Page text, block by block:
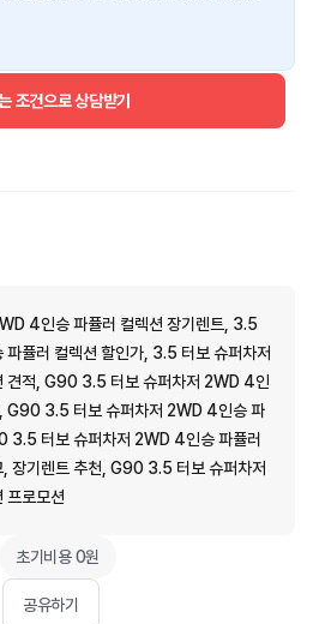
조건으로 상담받기
4인승 파퓰러 컬렉션 장기렌트, 3.5
퓰러 컬렉션 할인가, 3.5 터보 슈퍼차저
견적, G90 3.5 터보 슈퍼차저 2WD 4인
G90 3.5 터보 슈퍼차저 2WD 4인승 파
3.5 터보 슈퍼차저 2WD 4인승 파퓰러
, 장기렌트 추천, G90 3.5 터보 슈퍼차저
프로모션
초기비용 0원
공유하기